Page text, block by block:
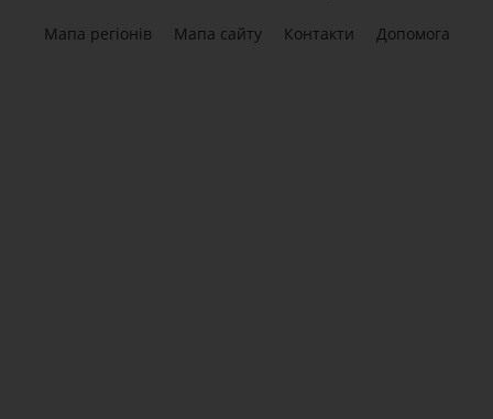
Мапа регіонів Мапа сайту Контакти Допомога